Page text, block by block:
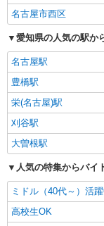
名古屋市西区
愛知県の人気の駅か
名古屋駅
豊橋駅
栄(名古屋)駅
刈谷駅
大曽根駅
人気の特集からバイ
ミドル（40代～）活
高校生OK